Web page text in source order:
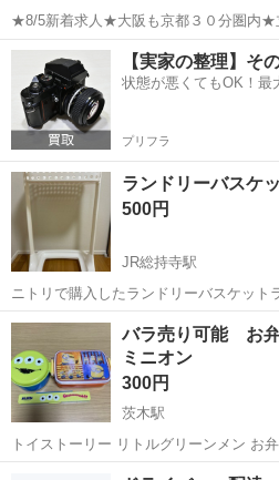
★8/5新着求人★大阪も京都３０分圏内★
☆FMC正社員５名急募★ 国内自動車メーカーの部品の製造OP業務 自
動車車体ではありませんので、力作業
ン各工程にて、検査、組立...
大阪 茨木市 その他
【実家の整理】そ
状態が悪くてもOK！最
プリフラ
ランドリーバスケ
500円
JR総持寺駅
ニトリで購入したランドリーバスケットラックです。
や傷があります。 カゴは付属しません。 ニトリの幅29.7×奥行41.5×高
さ25.3cmのカゴがぴったり入ると思い
認ください...
大阪 茨木市 JR総持寺駅 洗
ランドリーバスケットラック
バラ売り可能 お
ミニオン
300円
茨木駅
トイストーリー リトルグリーンメン お
クス バラ売り可能 ミニオン どちらもお弁当箱の蓋部分の絵柄が薄く
茨木駅 食器